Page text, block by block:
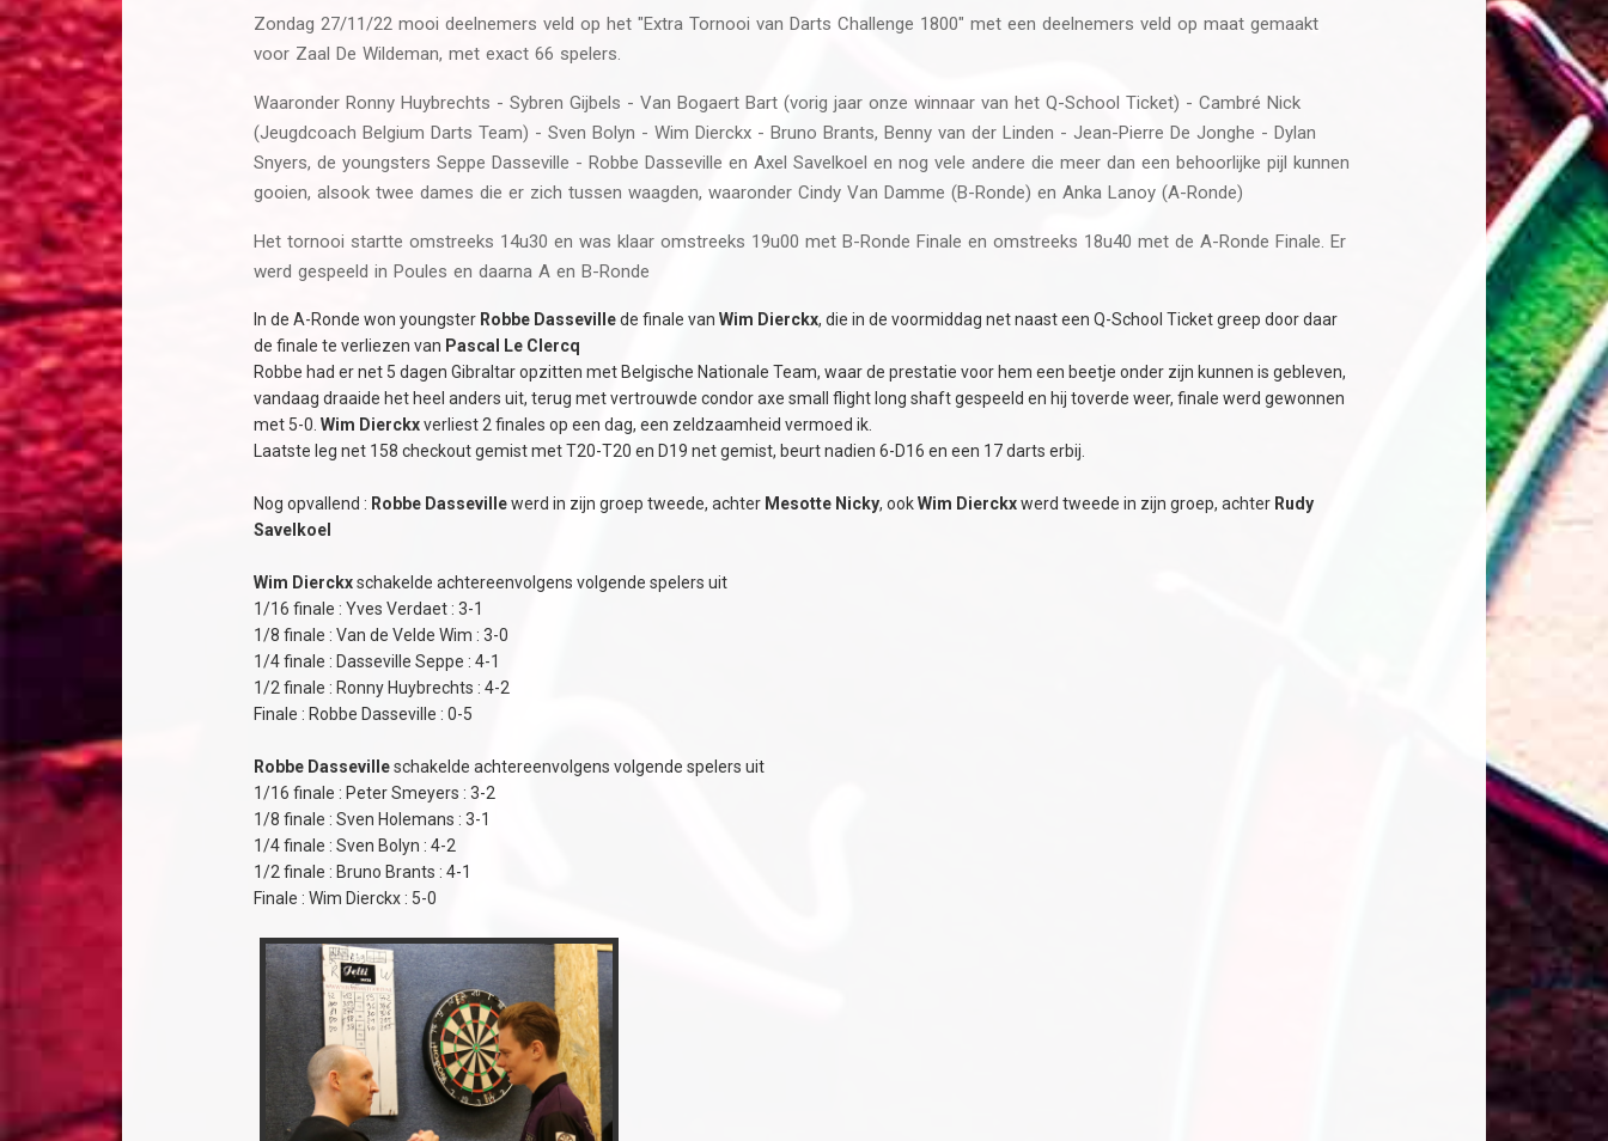
Zondag 27/11/22 mooi deelnemers veld op het "Extra Tornooi van Darts Challenge 1800" met een deelnemers veld op maat gemaakt
voor Zaal De Wildeman, met exact 66 spelers.
Waaronder Ronny Huybrechts - Sybren Gijbels - Van Bogaert Bart (vorig jaar onze winnaar van het Q-School Ticket) - Cambré Nick
(Jeugdcoach Belgium Darts Team) - Sven Bolyn - Wim Dierckx - Bruno Brants, Benny van der Linden - Jean-Pierre De Jonghe - Dylan
Snyers, de youngsters Seppe Dasseville - Robbe Dasseville en Axel Savelkoel en nog vele andere die meer dan een behoorlijke pijl kunnen
gooien, alsook twee dames die er zich tussen waagden, waaronder Cindy Van Damme (B-Ronde) en Anka Lanoy (A-Ronde)
Het tornooi startte omstreeks 14u30 en was klaar omstreeks 19u00 met B-Ronde Finale en omstreeks 18u40 met de A-Ronde Finale. Er
werd gespeeld in Poules en daarna A en B-Ronde
In de A-Ronde won youngster Robbe Dassevillede finale van Wim Dierckx, die in de voormiddag net naast een Q-School Ticket greep door daar
de finale te verliezen van Pascal Le Clercq
Robbe had er net 5 dagen Gibraltar opzitten met Belgische Nationale Team, waar de prestatie voor hem een beetje onder zijn kunnen is gebleven,
vandaag draaide het heel anders uit, terug met vertrouwde condor axe small flight long shaft gespeeld en hij toverde weer, finale werd gewonnen
met 5-0. Wim Dierckxverliest 2 finales op een dag, een zeldzaamheid vermoed ik.
Laatste leg net 158 checkout gemist met T20-T20 en D19 net gemist, beurt nadien 6-D16 en een 17 darts erbij.
Nog opvallend : Robbe Dassevillewerd in zijn groep tweede, achter Mesotte Nicky, ookWim Dierckxwerd tweede in zijn groep, achter Rudy
Savelkoel
Wim Dierckxschakelde achtereenvolgens volgende spelers uit
1/16 finale : Yves Verdaet : 3-1
1/8 finale : Van de Velde Wim : 3-0
1/4 finale : Dasseville Seppe : 4-1
1/2 finale : Ronny Huybrechts : 4-2
Finale : Robbe Dasseville : 0-5
Robbe Dassevilleschakelde achtereenvolgens volgende spelers uit
1/16 finale : Peter Smeyers : 3-2
1/8 finale : Sven Holemans : 3-1
1/4 finale : Sven Bolyn : 4-2
1/2 finale : Bruno Brants : 4-1
Finale : Wim Dierckx : 5-0